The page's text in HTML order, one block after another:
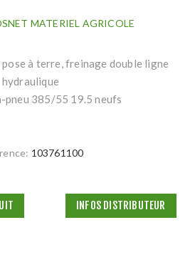
MATERIEL AGRICOLE
à terre, freinage double ligne
hydraulique
pneu 385/55 19.5 neufs
103761100
INFOS DISTRIBUTEUR